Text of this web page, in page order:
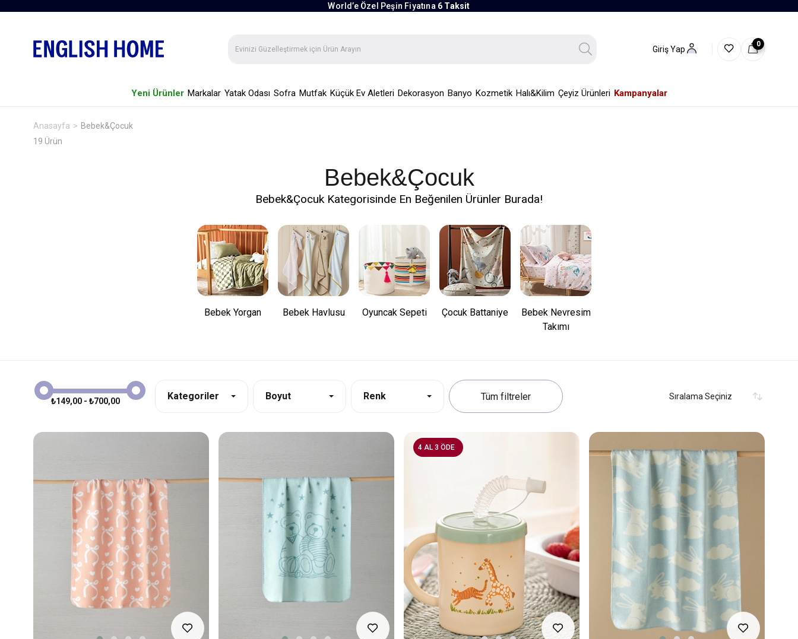
World’e Özel Peşin Fiyatına 6 Taksit
Giriş Yap
0
Yeni Ürünler Markalar Yatak Odası Sofra Mutfak Küçük Ev Aletleri Dekorasyon Banyo Kozmetik Halı&Kilim Çeyiz Ürünleri Kampanyalar
Anasayfa
Bebek&Çocuk
19 Ürün
Bebek&Çocuk
Bebek&Çocuk Kategorisinde En Beğenilen Ürünler Burada!
Bebek Yorgan Bebek Havlusu Oyuncak Sepeti Çocuk Battaniye
Bebek Nevresim
Takımı
₺149,00 - ₺700,00 Kategoriler Boyut Renk
4 AL 3 ÖDE